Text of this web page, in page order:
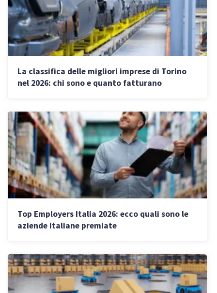
La classifica delle migliori imprese di Torino
nel 2026: chi sono e quanto fatturano
Top Employers Italia 2026: ecco quali sono le
aziende italiane premiate